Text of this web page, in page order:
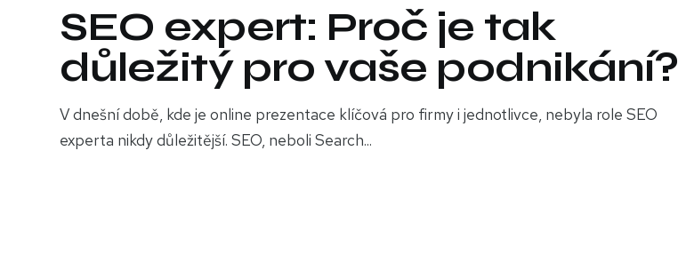
SEO expert: Proč je tak
důležitý pro vaše podnikání?
V dnešní době, kde je online prezentace klíčová pro firmy i jednotlivce, nebyla role SEO
experta nikdy důležitější. SEO, neboli Search...